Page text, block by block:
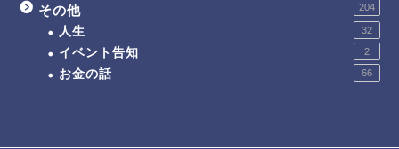
その他 204
人生 32
イベント告知 2
お金の話 66